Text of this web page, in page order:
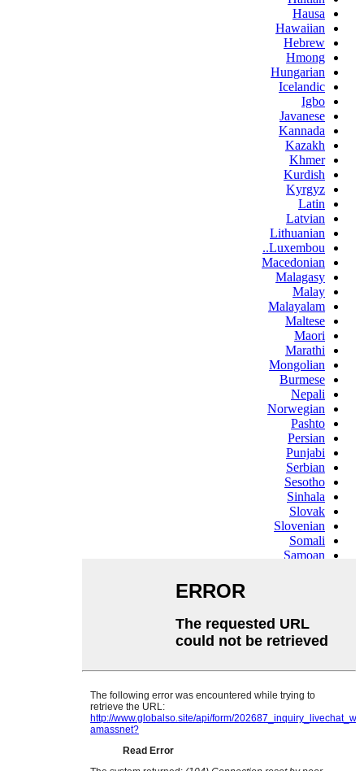
Hausa
Hawaiian
Hebrew
Hmong
Hungarian
Icelandic
Igbo
Javanese
Kannada
Kazakh
Khmer
Kurdish
Kyrgyz
Latin
Latvian
Lithuanian
Luxembou..
Macedonian
Malagasy
Malay
Malayalam
Maltese
Maori
Marathi
Mongolian
Burmese
Nepali
Norwegian
Pashto
Persian
Punjabi
Serbian
Sesotho
Sinhala
Slovak
Slovenian
Somali
Samoan
Swahili
Tajik
Telugu
Ukrainian
Urdu